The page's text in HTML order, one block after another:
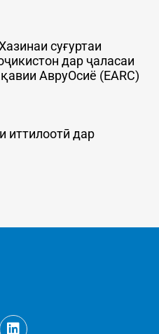
суғуртаи
дар ҷаласаи
АвруОсиё (EARC)
иттилоотӣ дар